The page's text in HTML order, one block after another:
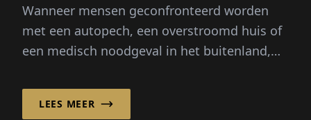
Wanneer mensen geconfronteerd worden
met een autopech, een overstroomd huis of
een medisch noodgeval in het buitenland,
oplossing – ze hebben behoefte aan
geruststelling, begeleiding...
LEES MEER